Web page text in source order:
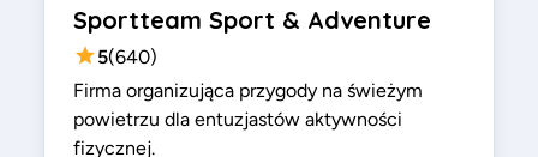
Sportteam Sport & Adventure
5(640)
Firma organizująca przygody na świeżym
powietrzu dla entuzjastów aktywności
fizycznej.